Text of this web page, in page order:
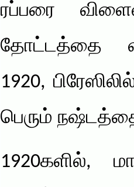
ரப்பரை
தோட்டத்தை
1920,
பெரும்
1920களில்,